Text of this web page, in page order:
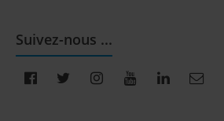
Suivez-nous ...